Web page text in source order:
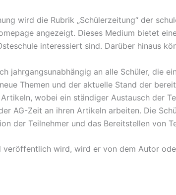
wird die Rubrik „Schülerzeitung“ der
angezeigt. Dieses Medium bietet
interessiert sind. Darüber hinaus
jahrgangsunabhängig an alle Schüler, die
Themen und der aktuelle Stand der
Artikeln, wobei ein ständiger Austausch der
AG-Zeit an ihren Artikeln arbeiten. Die
der Teilnehmer und das Bereitstellen von
veröffentlich wird, wird er von dem Autor